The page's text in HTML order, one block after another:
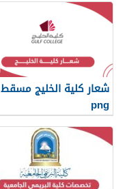
شعار كلية الخليج مسقط
png